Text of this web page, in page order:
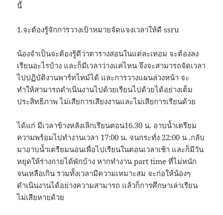
นี้
1.จะต้องรู้จักการวางเป้าหมายจัดแจงเวลาให้ดี ssru
น้องจำเป็นจะต้องรู้ดีว่าตารางสอนในแต่ละเทอม จะต้องลง
เรียนอะไรบ้าง และก็มีเวลาว่างแค่ไหน จึงจะสามารถจัดเวลา
ไปปฏิบัติงานพาร์ทไทม์ได้ และการวางแผนล่วงหน้า จะ
ทำให้สามารถดำเนินงานไปด้วยเรียนไปด้วยได้อย่างเต็ม
ประสิทธิภาพ ไม่เสียการเสียงงานและไม่เสียการเรียนด้วย
ได้แก่ มีเวลาข้างหลังเลิกเรียนตอน16.30 น. อาบน้ำเตรียม
ความพร้อมไปทำงานเวลา 17:00 น. จนกระทั่ง 22:00 น .กลับ
มาอาบน้ำเตรียมนอนเพื่อไปเรียนในตอนเวลาเช้า และก็มีวัน
หยุดให้ร่างกายได้พักบ้าง หากทำงาน part time ที่ไม่หนัก
จนเหลือเกิน รวมทั้งเวลามีความเหมาะสม จะก่อให้น้องๆ
ดำเนินงานได้อย่างความสามารถ แล้วก็การศึกษาเล่าเรียน
ไม่เสียหายด้วย